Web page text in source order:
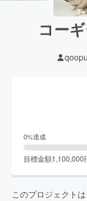
コー
0%達成
目標金額1,100,000
このプロジェクトは